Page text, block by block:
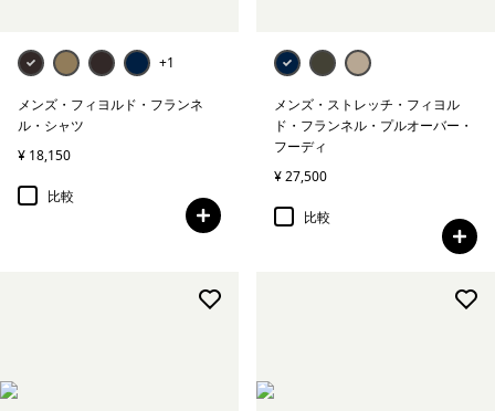
+1
メンズ・フィヨルド・フランネ
ル・シャツ
¥ 18,150
比較
メンズ・ストレッチ・フィヨル
ド・フランネル・プルオーバー・
フーディ
¥ 27,500
比較